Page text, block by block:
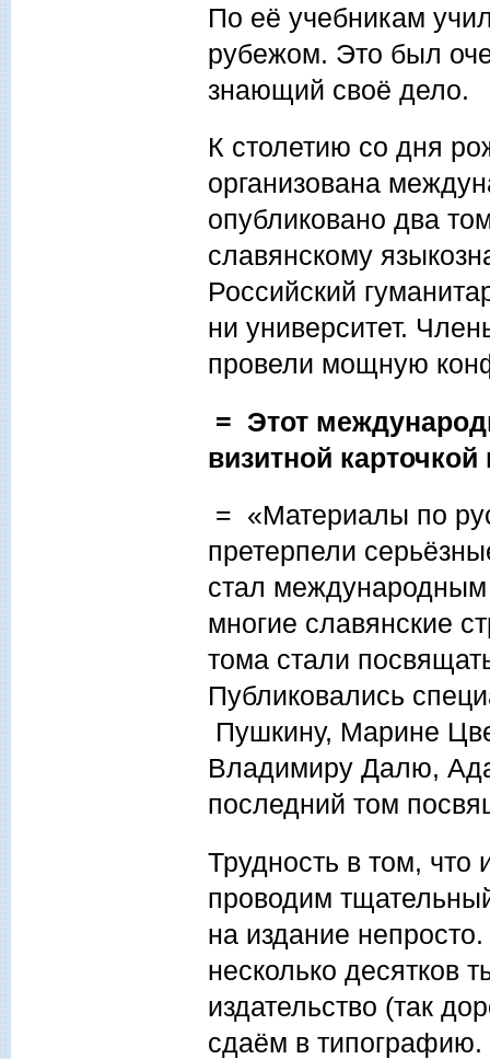
По её учебникам
рубежом. Это был
знающий своё дело.
К столетию со дня
организована
опубликовано два
славянскому
Российский
ни университет.
провели мощную
= Этот
визитной
= «Материалы по
претерпели
стал
многие славянские
тома стали
Публиковались
Пушкину, Марине
Владимиру Далю,
последний том
Трудность в том, что
проводим
на издание
несколько десятков
издательство (так
сдаём в типографию.